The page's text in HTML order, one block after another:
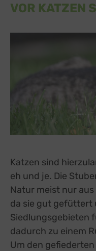
VOR KATZEN
Katzen sind
eh und je. Die
Natur meist nur
da sie gut gefüttert
Siedlungsgebieten
dadurch zu einem
Um den